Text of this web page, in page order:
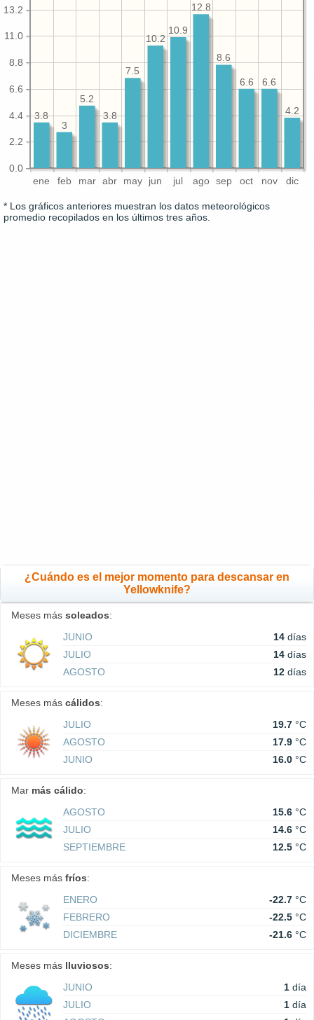
ene feb mar abr may jun jul ago sep oct nov dic
0.0
2.2
4.4
6.6
8.8
11.0
13.2
4.2
6.6
6.6
8.6
12.8
10.9
10.2
7.5
3.8
5.2
3
3.8
* Los gráficos anteriores muestran los datos meteorológicos
promedio recopilados en los últimos tres años.
¿Cuándo es el mejor momento para descansar en
Yellowknife?
Meses más soleados:
JUNIO
14 días
JULIO
14 días
AGOSTO
12 días
Meses más cálidos:
JULIO
19.7 °C
AGOSTO
17.9 °C
JUNIO
16.0 °C
Mar más cálido:
AGOSTO
15.6 °C
JULIO
14.6 °C
SEPTIEMBRE
12.5 °C
Meses más fríos:
ENERO
-22.7 °C
FEBRERO
-22.5 °C
DICIEMBRE
-21.6 °C
Meses más lluviosos:
JUNIO
1 día
JULIO
1 día